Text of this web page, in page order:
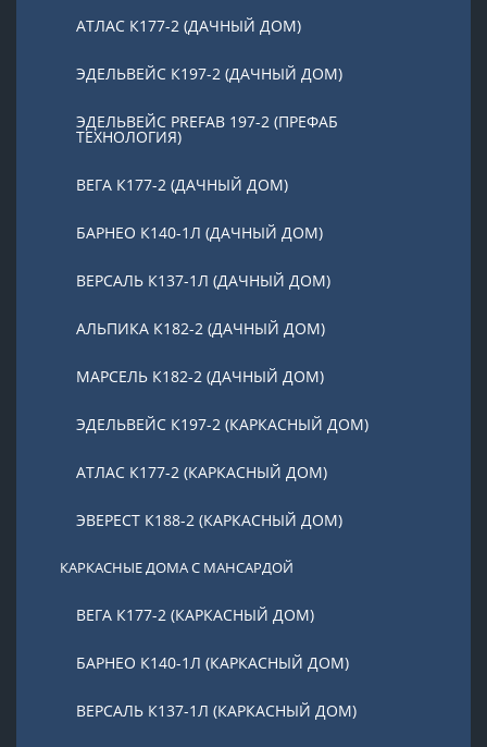
АТЛАС К177-2 (ДАЧНЫЙ ДОМ)
ЭДЕЛЬВЕЙС К197-2 (ДАЧНЫЙ ДОМ)
ЭДЕЛЬВЕЙС PREFAB 197-2 (ПРЕФАБ
ТЕХНОЛОГИЯ)
ВЕГА К177-2 (ДАЧНЫЙ ДОМ)
БАРНЕО К140-1Л (ДАЧНЫЙ ДОМ)
ВЕРСАЛЬ К137-1Л (ДАЧНЫЙ ДОМ)
АЛЬПИКА К182-2 (ДАЧНЫЙ ДОМ)
МАРСЕЛЬ К182-2 (ДАЧНЫЙ ДОМ)
ЭДЕЛЬВЕЙС К197-2 (КАРКАСНЫЙ ДОМ)
АТЛАС К177-2 (КАРКАСНЫЙ ДОМ)
ЭВЕРЕСТ К188-2 (КАРКАСНЫЙ ДОМ)
КАРКАСНЫЕ ДОМА С МАНСАРДОЙ
ВЕГА К177-2 (КАРКАСНЫЙ ДОМ)
БАРНЕО К140-1Л (КАРКАСНЫЙ ДОМ)
ВЕРСАЛЬ К137-1Л (КАРКАСНЫЙ ДОМ)